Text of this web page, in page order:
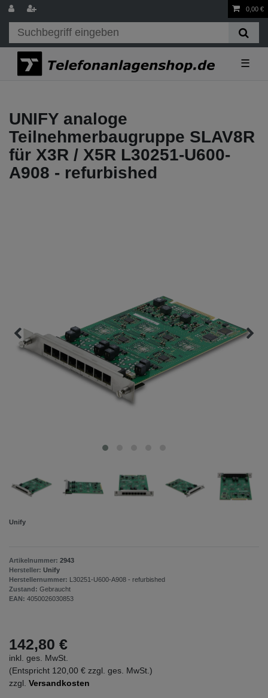
0,00 €
☰
UNIFY analoge
Teilnehmerbaugruppe SLAV8R
für X3R / X5R L30251-U600-
A908 - refurbished
Unify
Artikelnummer: 2943
Hersteller: Unify
Herstellernummer: L30251-U600-A908 - refurbished
Zustand: Gebraucht
EAN: 4050026030853
142,80 €
inkl. ges. MwSt.
(Entspricht 120,00 € zzgl. ges. MwSt.)
zzgl. Versandkosten